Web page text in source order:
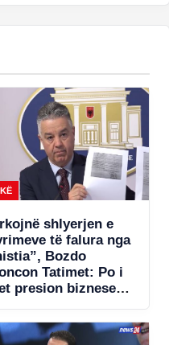
shlyerjen e
të falura nga
Bozdo
Tatimet: Po i
presion bizneseve.
miratuar aktet